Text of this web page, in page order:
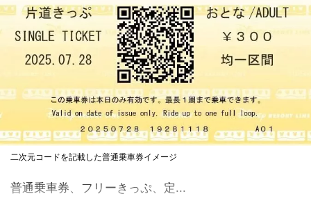
二次元コードを記載した普通乗車券イメージ
普通乗車券、フリーきっぷ、定...